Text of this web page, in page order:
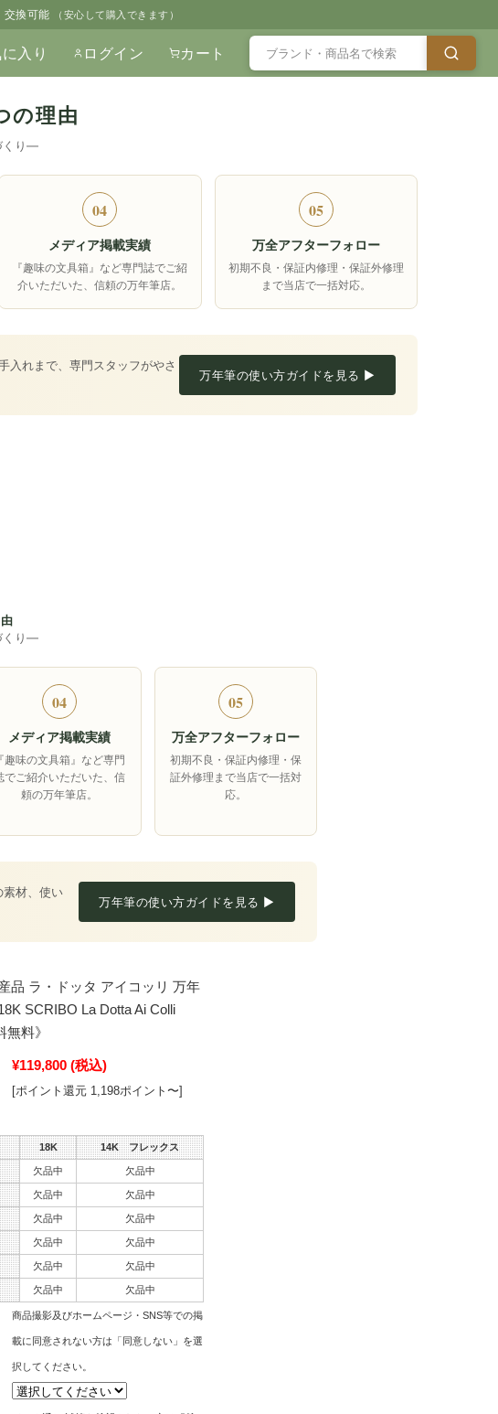
交換可能 （安心して購入できます）
入り ログイン カート
の理由
くり―
04
メディア掲載実績
『趣味の文具箱』など専門誌でご紹
介いただいた、信頼の万年筆店。
05
万全アフターフォロー
初期不良・保証内修理・保証外修理
まで当店で一括対応。
入れまで、専門スタッフがやさ
万年筆の使い方ガイドを見る ▶
くり―
04
メディア掲載実績
『趣味の文具箱』など専門
でご紹介いただいた、信
頼の万年筆店。
05
万全アフターフォロー
初期不良・保証内修理・保
証外修理まで当店で一括対
応。
材、使い
万年筆の使い方ガイドを見る ▶
品 ラ・ドッタ アイコッリ 万年
SCRIBO La Dotta Ai Colli
料》
¥119,800 (税込)
[ポイント還元 1,198ポイント〜]
18K 14K フレックス
欠品中 欠品中
欠品中 欠品中
欠品中 欠品中
欠品中 欠品中
欠品中 欠品中
欠品中 欠品中
商品撮影及びホームページ・SNS等での掲
載に同意されない方は「同意しない」を選
択してください。